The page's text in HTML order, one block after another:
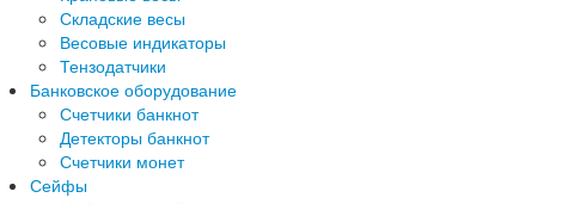
Складские весы
Весовые индикаторы
Тензодатчики
Банковское оборудование
Счетчики банкнот
Детекторы банкнот
Счетчики монет
Сейфы